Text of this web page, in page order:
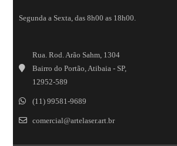
Segunda a Sexta, das 8h00 as 18h00.
Rua. Rod. Arão Sahm, 1304
Bairro do Portão, Atibaia - SP,
12952-589
(11) 99581-9689
comercial@artelaser.art.br